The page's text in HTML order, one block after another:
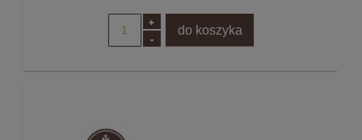
+
-
do koszyka